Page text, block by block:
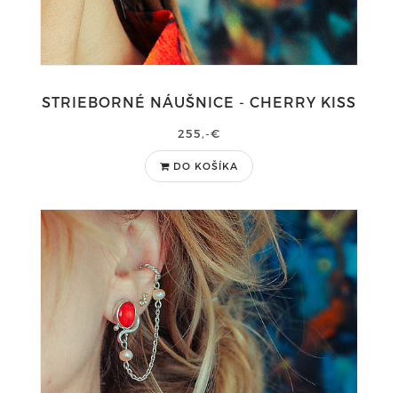
STRIEBORNÉ NÁUŠNICE - CHERRY KISS
255,-€
DO KOŠÍKA